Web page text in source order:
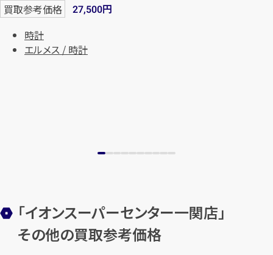
買取参考価格 27,500円
時計
エルメス / 時計
「イオンスーパーセンター一関店」
その他の買取参考価格